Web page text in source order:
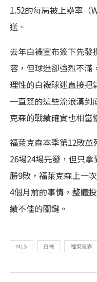
1.52的每局被上壘率（
送。
去年白襪宣布簽下先發
容，但球迷卻強烈不滿
理性的白襪球迷直接把
一直簽的這些流浪漢到
克森的戰績確實也相當
福萊克森本季第12敗
26場24場先發，但只
勝9敗，福萊克森上一
4個月前的事情，整體
績不佳的關鍵。
MLB 白襪 福萊克森